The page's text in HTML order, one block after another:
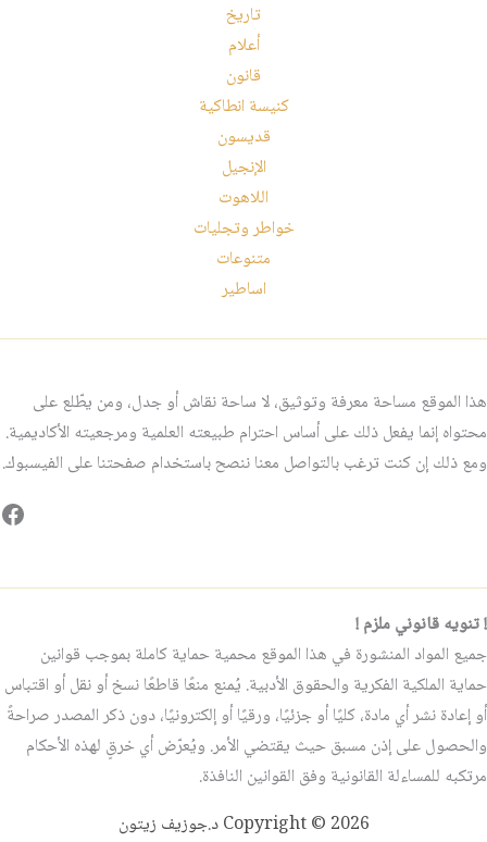
تاريخ
أعلام
قانون
كنيسة انطاكية
قديسون
الإنجيل
اللاهوت
خواطر وتجليات
متنوعات
اساطير
هذا الموقع مساحة معرفة وتوثيق، لا ساحة نقاش أو جدل، ومن يطّلع على
محتواه إنما يفعل ذلك على أساس احترام طبيعته العلمية ومرجعيته الأكاديمية.
ومع ذلك إن كنت ترغب بالتواصل معنا ننصح باستخدام صفحتنا على الفيسبوك.
! تنويه قانوني ملزم !
جميع المواد المنشورة في هذا الموقع محمية حماية كاملة بموجب قوانين
حماية الملكية الفكرية والحقوق الأدبية. يُمنع منعًا قاطعًا نسخ أو نقل أو اقتباس
أو إعادة نشر أي مادة، كليًا أو جزئيًا، ورقيًا أو إلكترونيًا، دون ذكر المصدر صراحةً
والحصول على إذن مسبق حيث يقتضي الأمر. ويُعرّض أي خرقٍ لهذه الأحكام
مرتكبه للمساءلة القانونية وفق القوانين النافذة.
Copyright © 2026 د.جوزيف زيتون